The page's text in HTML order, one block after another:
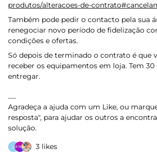
produtos/alteracoes-de-
Também pode pedir o contacto pela sua
renegociar novo período de fidelização
condições e ofertas.
Só depois de terminado o contrato é que
receber os equipamentos em loja. Tem 30
entregar.
Agradeça a ajuda com um Like, ou
resposta", para ajudar os outros a
solução.
V 3 likes